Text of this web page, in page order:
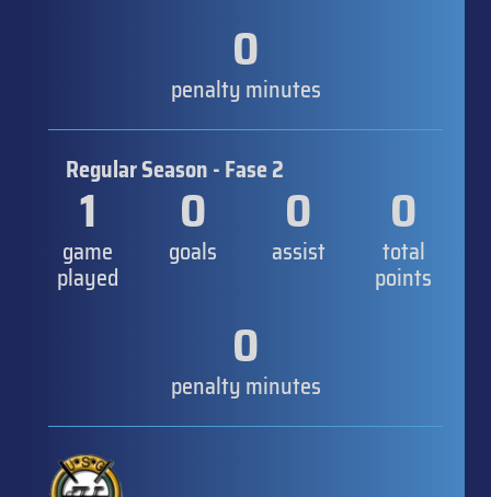
0
penalty minutes
Regular Season - Fase 2
1
game
played
0
goals
0
assist
0
total
points
0
penalty minutes